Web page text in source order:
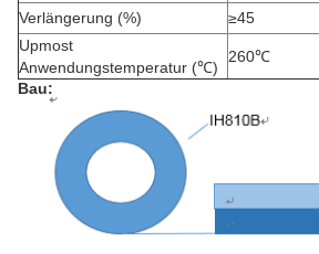
Verlängerung (%)
≥45
Upmost
Anwendungstemperatur (℃)
260℃
Bau: